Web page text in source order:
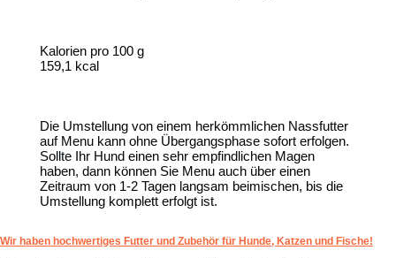
Kalorien pro 100 g
159,1 kcal
Die Umstellung von einem herkömmlichen Nassfutter
auf Menu kann ohne Übergangsphase sofort erfolgen.
Sollte Ihr Hund einen sehr empfindlichen Magen
haben, dann können Sie Menu auch über einen
Zeitraum von 1-2 Tagen langsam beimischen, bis die
Umstellung komplett erfolgt ist.
Wir haben hochwertiges Futter und Zubehör für Hunde, Katzen und Fische!